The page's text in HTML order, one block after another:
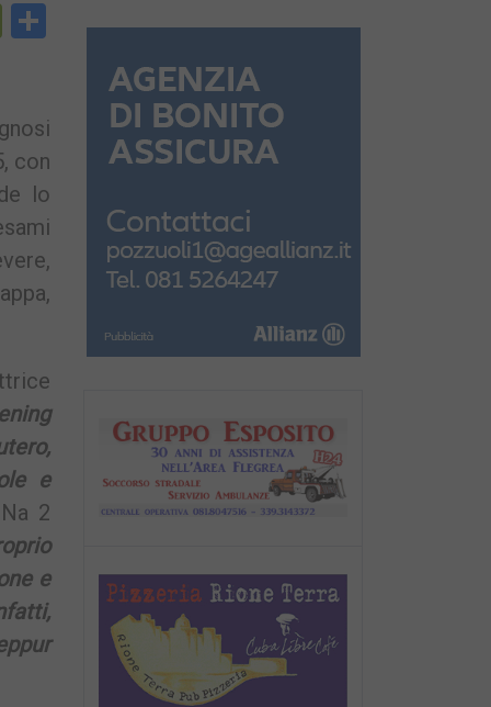
PrintFriendly
Condividi
con
lo
e
2
e